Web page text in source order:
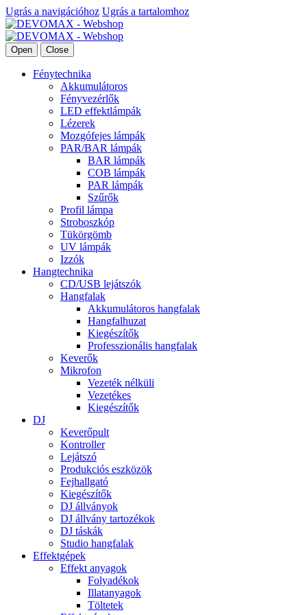
Ugrás a navigációhoz Ugrás a tartalomhoz
Open Close
Fénytechnika
Akkumulátoros
Fényvezérlők
LED effektlámpák
Lézerek
Mozgófejes lámpák
PAR/BAR lámpák
BAR lámpák
COB lámpák
PAR lámpák
Szűrők
Profil lámpa
Stroboszkóp
Tükörgömb
UV lámpák
Izzók
Hangtechnika
CD/USB lejátszók
Hangfalak
Akkumulátoros hangfalak
Hangfalhuzat
Kiegészítők
Professzionális hangfalak
Keverők
Mikrofon
Vezeték nélküli
Vezetékes
Kiegészítők
DJ
Keverőpult
Kontroller
Lejátszó
Produkciós eszközök
Fejhallgató
Kiegészítők
DJ állványok
DJ állvány tartozékok
DJ táskák
Studio hangfalak
Effektgépek
Effekt anyagok
Folyadékok
Illatanyagok
Töltetek